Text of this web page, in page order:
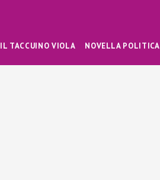
IL TACCUINO VIOLA NOVELLA POLITICA